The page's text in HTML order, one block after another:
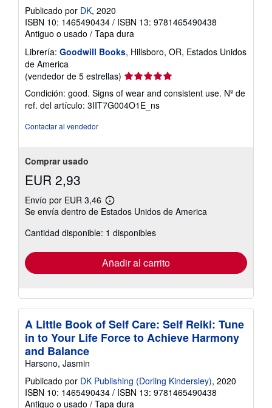
Publicado por DK, 2020
ISBN 10: 1465490434 / ISBN 13: 9781465490438
Antiguo o usado / Tapa dura
Librería: Goodwill Books, Hillsboro, OR, Estados Unidos
de America
(vendedor de 5 estrellas) Calificación
vendedor:
5
Condición: good. Signs of wear and consistent use. Nº de
ref. del artículo: 3IIT7G004O1E_ns
Contactar al vendedor
Comprar usado
EUR 2,93
Envío por EUR 3,46
Más
información
las
tarifas
envío
Se envía dentro de Estados Unidos de America
Cantidad disponible: 1 disponibles
Añadir al carrito
A Little Book of Self Care: Self Reiki: Tune
in to Your Life Force to Achieve Harmony
and Balance
Harsono, Jasmin
Publicado por DK Publishing (Dorling Kindersley), 2020
ISBN 10: 1465490434 / ISBN 13: 9781465490438
Antiguo o usado / Tapa dura